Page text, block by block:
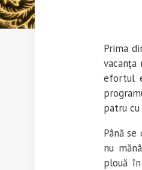
Prima
vacanța
efortul
patru
Până
nu
plouă